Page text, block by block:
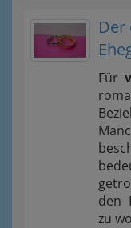
Der
Für
den
zu